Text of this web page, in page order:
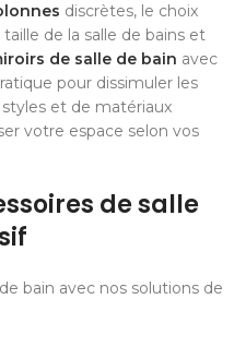
discrètes, le choix
de la salle de bains et
de salle de bain avec
pour dissimuler les
et de matériaux
votre espace selon vos
de salle
bain avec nos solutions de